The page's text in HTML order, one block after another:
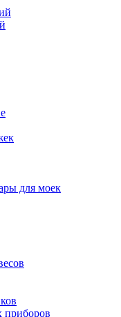
для моек
приборов